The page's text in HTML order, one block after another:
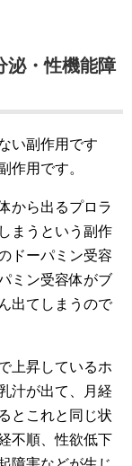
泌・性機能障
い副作用です
作用です。
から出るプロラ
まうという副作
ドーパミン受容
ミン受容体がブ
出てしまうので
上昇しているホ
汁が出て、月経
とこれと同じ状
不順、性欲低下